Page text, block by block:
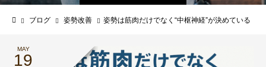
ブログ 姿勢改善 姿勢は筋肉だけでなく“中枢神経”が決めている
MAY
19